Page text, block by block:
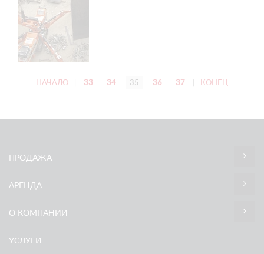
НАЧАЛО 33 34 35 36 37 КОНЕЦ
ПРОДАЖА
АРЕНДА
О КОМПАНИИ
УСЛУГИ